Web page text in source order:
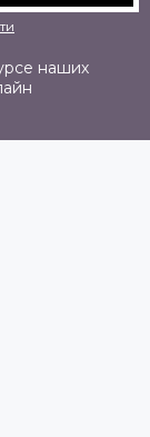
наших